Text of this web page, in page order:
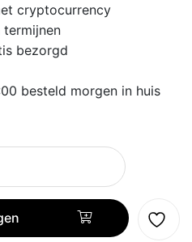
cryptocurrency
termijnen
bezorgd
besteld morgen in huis